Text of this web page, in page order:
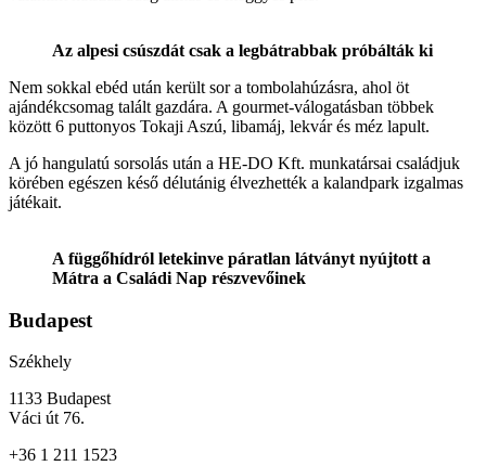
Az alpesi csúszdát csak a legbátrabbak próbálták ki
Nem sokkal ebéd után került sor a tombolahúzásra, ahol öt
ajándékcsomag talált gazdára. A gourmet-válogatásban többek
között 6 puttonyos Tokaji Aszú, libamáj, lekvár és méz lapult.
A jó hangulatú sorsolás után a HE-DO Kft. munkatársai családjuk
körében egészen késő délutánig élvezhették a kalandpark izgalmas
játékait.
A függőhídról letekinve páratlan látványt nyújtott a
Mátra a Családi Nap részvevőinek
Budapest
Székhely
1133 Budapest
Váci út 76.
+36 1 211 1523